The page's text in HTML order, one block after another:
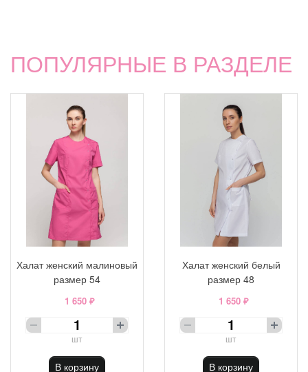
ПОПУЛЯРНЫЕ В РАЗДЕЛЕ
Халат женский малиновый
размер 54
1 650 ₽
шт
В корзину
Халат женский белый
размер 48
1 650 ₽
шт
В корзину